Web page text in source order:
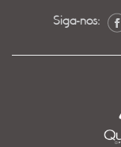
Siga-nos: